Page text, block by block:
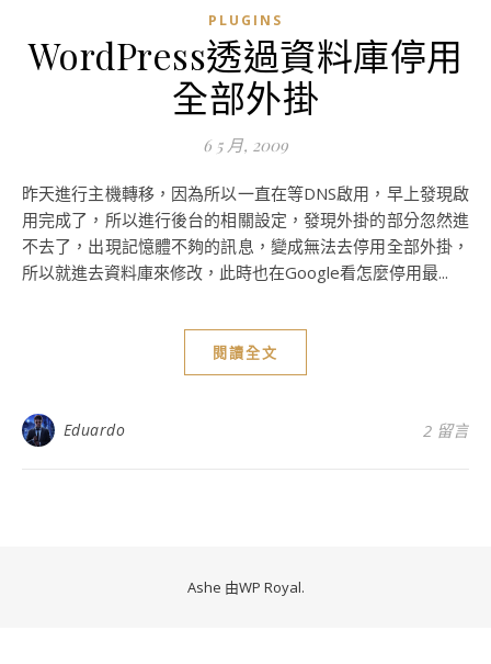
PLUGINS
WordPress透過資料庫停用
全部外掛
6 5 月, 2009
昨天進行主機轉移，因為所以一直在等DNS啟用，早上發現啟
用完成了，所以進行後台的相關設定，發現外掛的部分忽然進
不去了，出現記憶體不夠的訊息，變成無法去停用全部外掛，
所以就進去資料庫來修改，此時也在Google看怎麼停用最...
閱讀全文
Eduardo 2 留言
Ashe 由WP Royal.